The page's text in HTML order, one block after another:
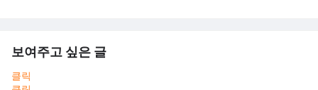
보여주고 싶은 글
클릭